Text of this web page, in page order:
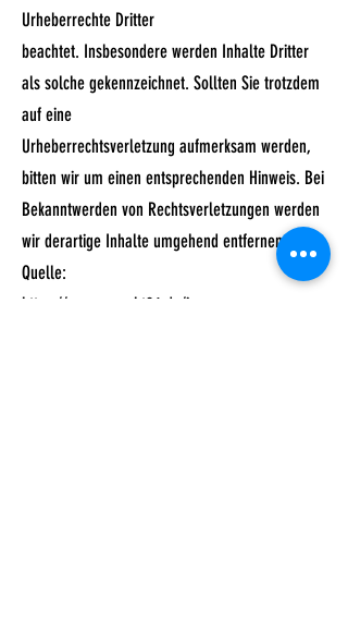
Urheberrechte Dritter
beachtet. Insbesondere werden Inhalte Dritter
als solche gekennzeichnet. Sollten Sie trotzdem
auf eine
Urheberrechtsverletzung aufmerksam werden,
bitten wir um einen entsprechenden Hinweis. Bei
Bekanntwerden von Rechtsverletzungen werden
wir derartige Inhalte umgehend entfernen.
Quelle:
https://www.e-recht24.de/impressum-